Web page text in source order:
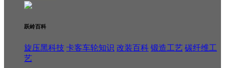
跃岭百科
旋压黑科技 卡客车轮知识 改装百科 锻造工艺 碳纤维工
艺